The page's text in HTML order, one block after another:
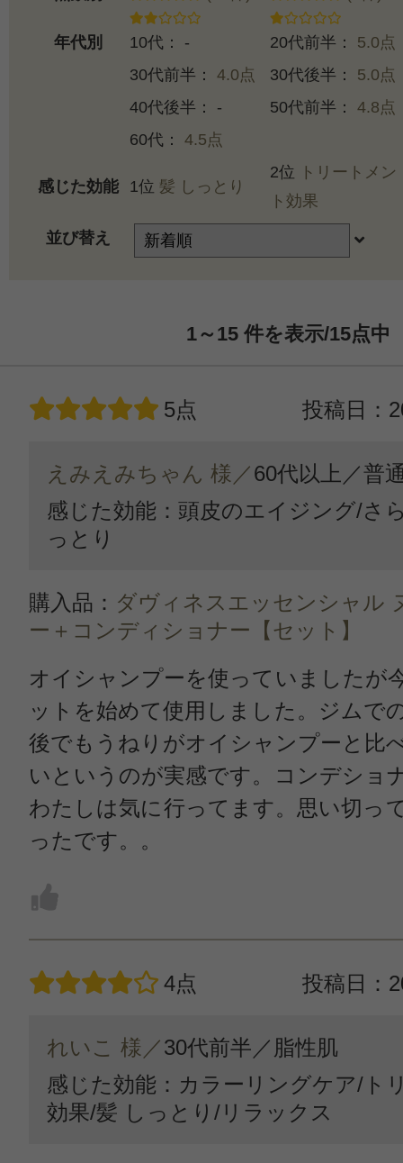
年代別 10代： - 20代前半： 5.0点
30代前半： 4.0点 30代後半： 5.0点
40代後半： -
50代前半： 4.8点
60代： 4.5点
感じた効能 1位 髪 しっとり
2位
トリートメン
ト効果
並び替え
1～15件を表示/15点中
5点 投稿日：
えみえみちゃん 様／60代以上／普
感じた効能：頭皮のエイジング/さ
っとり
購入品： ダヴィネスエッセンシャル
ー＋コンディショナー【セット】
オイシャンプーを使っていましたが
ットを始めて使用しました。ジムで
後でもうねりがオイシャンプーと比
いというのが実感です。コンデショ
わたしは気に行ってます。思い切っ
ったです。。
4点 投稿日：
れいこ 様／30代前半／ 脂性肌
感じた効能：カラーリングケア/ト
効果/髪 しっとり/リラックス